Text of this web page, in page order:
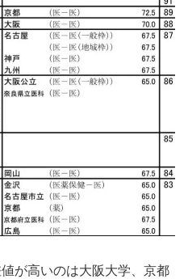
が高いのは大阪大学、京都